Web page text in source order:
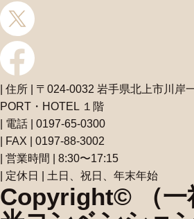
| 住所 | 〒024-0032 岩手県北上市川
PORT・HOTEL １階
| 電話 | 0197-65-0300
| FAX | 0197-88-3002
| 営業時間 | 8:30〜17:15
| 定休日 | 土日、祝日、年末年始
Copyright© （一